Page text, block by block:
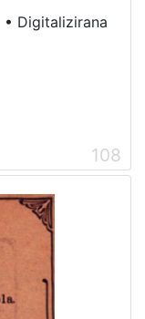
• Digitalizirana
108